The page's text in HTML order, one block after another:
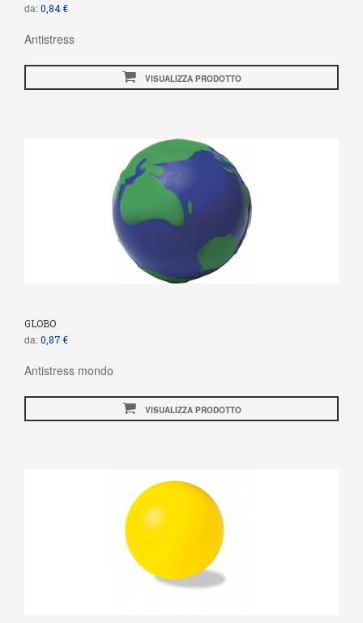
da:0,84 €
Antistress
VISUALIZZA PRODOTTO
GLOBO
da:0,87 €
Antistress mondo
VISUALIZZA PRODOTTO